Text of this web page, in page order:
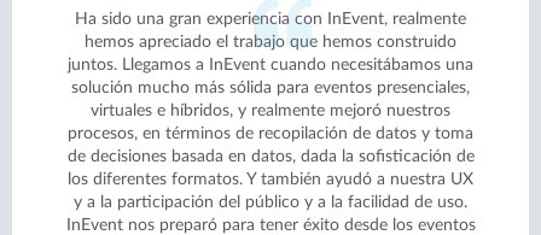
Ha sido una gran experiencia con InEvent, realmente
hemos apreciado el trabajo que hemos construido
juntos. Llegamos a InEvent cuando necesitábamos una
solución mucho más sólida para eventos presenciales,
virtuales e híbridos, y realmente mejoró nuestros
procesos, en términos de recopilación de datos y toma
de decisiones basada en datos, dada la sofisticación de
los diferentes formatos. Y también ayudó a nuestra UX
y a la participación del público y a la facilidad de uso.
InEvent nos preparó para tener éxito desde los eventos